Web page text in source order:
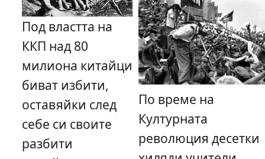
Под властта на
ККП над 80
милиона китайци
биват избити,
оставяйки след
себе си своите
разбити
По време на
Културната
революция десетки